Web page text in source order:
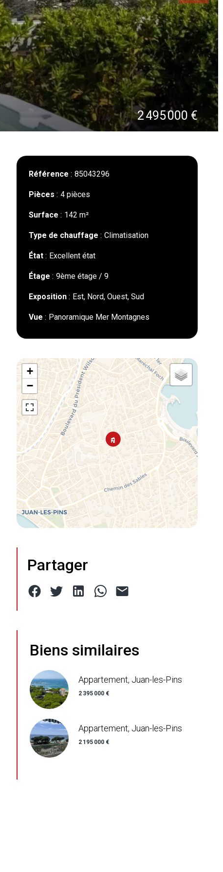
2 495 000 €
Référence 85043296
Pièces 4 pièces
Surface 142 m²
Type de chauffage Climatisation
État Excellent état
Étage 9ème étage / 9
Exposition Est, Nord, Ouest, Sud
Vue Panoramique Mer Montagnes
+
−
Partager
Biens similaires
Appartement, Juan-les-Pins
2 395 000 €
Appartement, Juan-les-Pins
2 195 000 €